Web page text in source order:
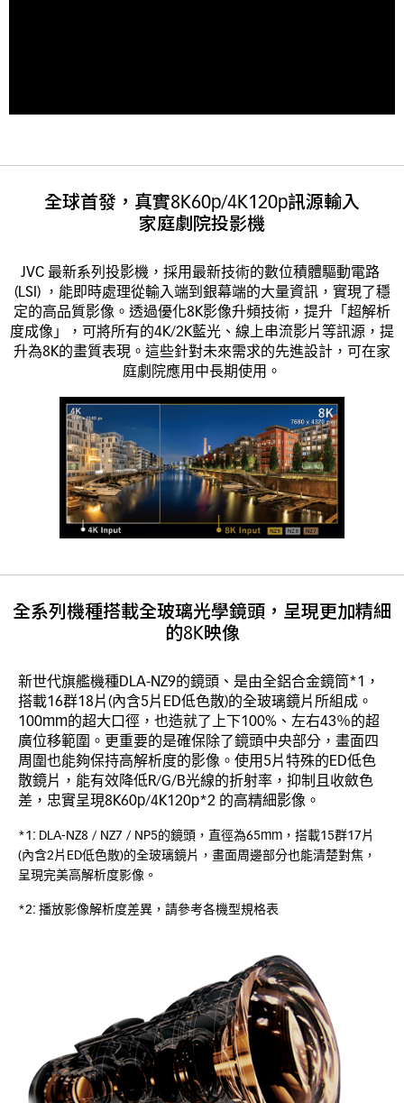
全球首發，真實8K60p/4K120p訊源輸入
家庭劇院投影機
JVC 最新系列投影機，採用最新技術的數位積體驅動電路
(LSI) ，能即時處理從輸入端到銀幕端的大量資訊，實現了穩
定的高品質影像。透過優化8K影像升頻技術，提升「超解析
度成像」，可將所有的4K/2K藍光、線上串流影片等訊源，提
升為8K的畫質表現。這些針對未來需求的先進設計，可在家
庭劇院應用中長期使用。
全系列機種搭載全玻璃光學鏡頭，呈現更加精細
的8K映像
新世代旗艦機種DLA-NZ9的鏡頭、是由全鋁合金鏡筒*1，
搭載16群18片(內含5片ED低色散)的全玻璃鏡片所組成。
100mm的超大口徑，也造就了上下100%、左右43％的超
廣位移範圍。更重要的是確保除了鏡頭中央部分，畫面四
周圍也能夠保持高解析度的影像。使用5片特殊的ED低色
散鏡片，能有效降低R/G/B光線的折射率，抑制且收斂色
差，忠實呈現8K60p/4K120p*2 的高精細影像。
*1: DLA-NZ8 / NZ7 / NP5的鏡頭，直徑為65mm，搭載15群17片
(內含2片ED低色散)的全玻璃鏡片，畫面周邊部分也能清楚對焦，
呈現完美高解析度影像。
*2: 播放影像解析度差異，請參考各機型規格表